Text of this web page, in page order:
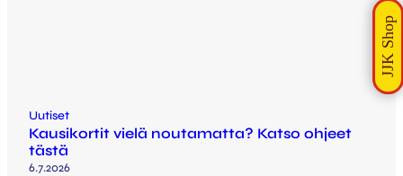
Uutiset
Kausikortit vielä noutamatta? Katso ohjeet
tästä
6.7.2026